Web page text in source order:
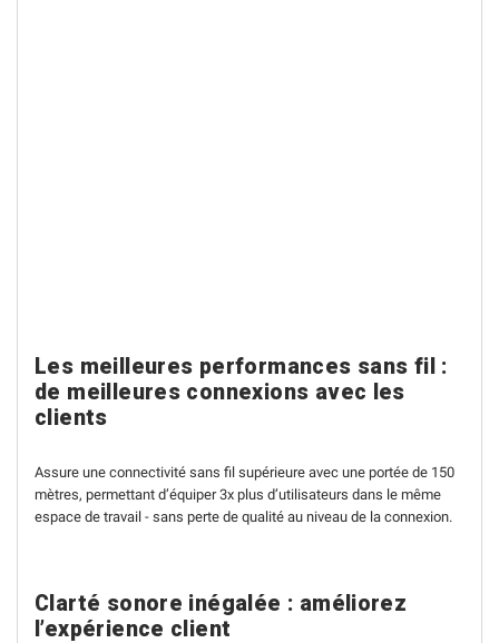
Les meilleures performances sans fil :
de meilleures connexions avec les
clients
Assure une connectivité sans fil supérieure avec une portée de 150
mètres, permettant d’équiper 3x plus d’utilisateurs dans le même
espace de travail - sans perte de qualité au niveau de la connexion.
Clarté sonore inégalée : améliorez
l’expérience client